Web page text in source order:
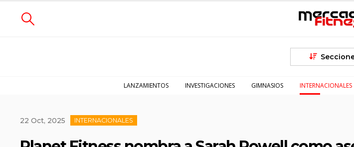
LANZAMIENTOS INVESTIGACIONES GIMNASIOS INTERNACIONALES
22 Oct, 2025 INTERNACIONALES